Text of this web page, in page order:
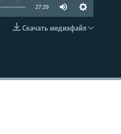
EMBED
27:29
Скачать медиафайл